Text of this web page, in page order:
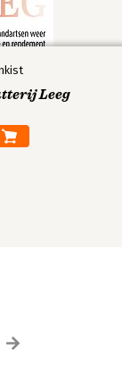
Leeg